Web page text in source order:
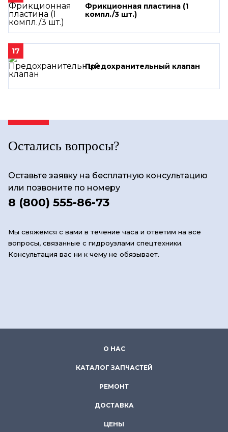
Фрикционная пластина (1
компл./3 шт.)
17
Предохранительный клапан
Остались вопросы?
Оставьте заявку на бесплатную консультацию
или позвоните по номеру
8 (800) 555-86-73
Мы свяжемся с вами в течение часа и ответим на все
вопросы, связанные с гидроузлами спецтехники.
Консультация вас ни к чему не обязывает.
О НАС
КАТАЛОГ ЗАПЧАСТЕЙ
РЕМОНТ
ДОСТАВКА
ЦЕНЫ